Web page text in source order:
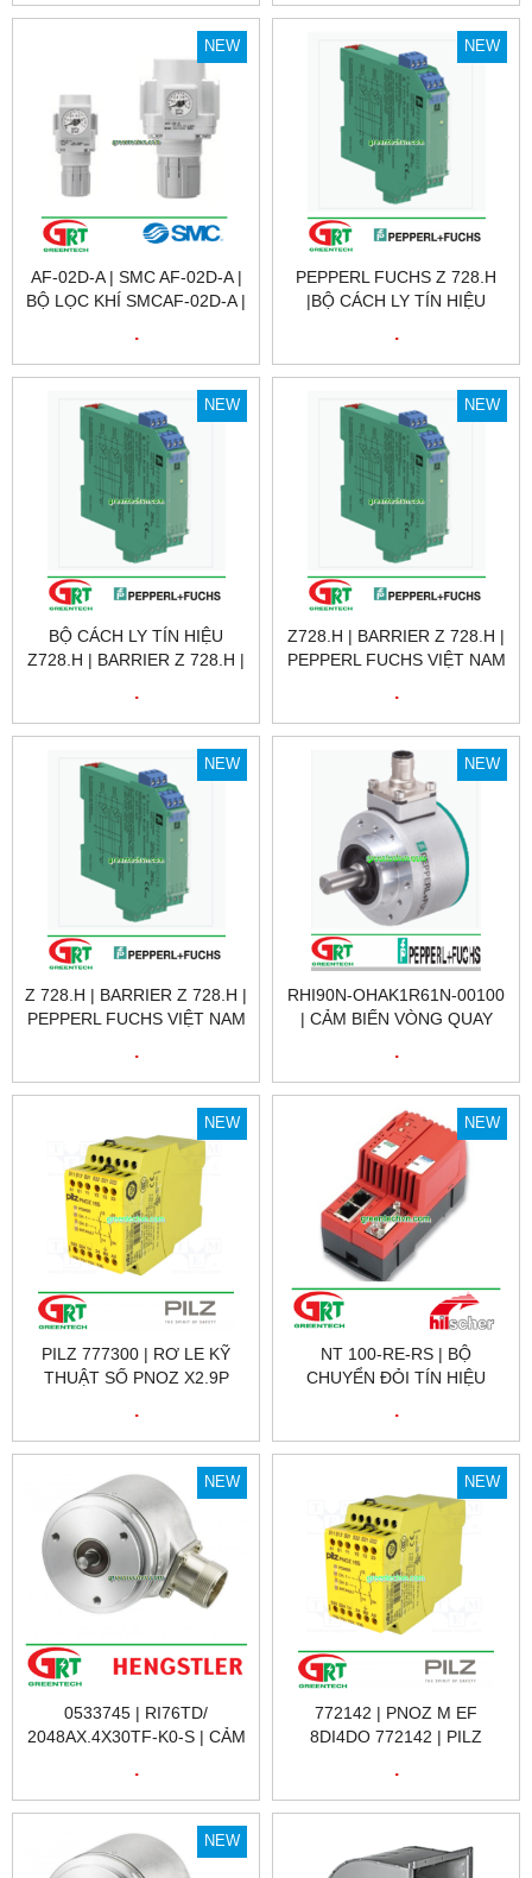
250 | POSITION SENSOR
NOVOTECHNIK LWH-250 |
NOVOTECHNIK VIỆT NAM
200 | POSITION SENSOR
NOVOTECHNIK LWH-200 |
NOVOTECHNIK VIỆT NAM
NEW
AF-02D-A | SMC AF-02D-A |
BỘ LỌC KHÍ SMCAF-02D-A |
.
NEW
PEPPERL FUCHS Z 728.H
|BỘ CÁCH LY TÍN HIỆU
.
NEW
BỘ CÁCH LY TÍN HIỆU
Z728.H | BARRIER Z 728.H |
.
NEW
Z728.H | BARRIER Z 728.H |
PEPPERL FUCHS VIỆT NAM
.
NEW
Z 728.H | BARRIER Z 728.H |
PEPPERL FUCHS VIỆT NAM
.
NEW
RHI90N-OHAK1R61N-00100
| CẢM BIẾN VÒNG QUAY
OHAK1R61N-00100 |
PEPPERL FUCHS VIỆT NAM
.
NEW
PILZ 777300 | RƠ LE KỸ
THUẬT SỐ PNOZ X2.9P
.
NEW
NT 100-RE-RS | BỘ
CHUYỂN ĐỎI TÍN HIỆU
.
NEW
0533745 | RI76TD/
2048AX.4X30TF-K0-S | CẢM
HENGSTLER VIỆT NAM
.
NEW
772142 | PNOZ M EF
8DI4DO 772142 | PILZ
.
NEW